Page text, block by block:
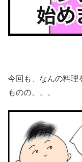
今回も、なんの料理
ものの、、、